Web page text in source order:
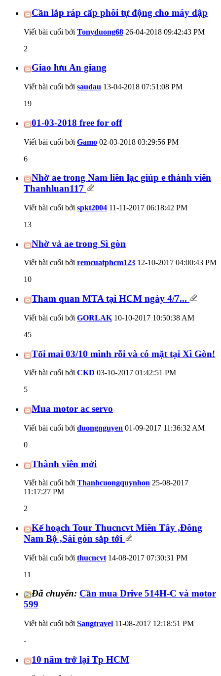
Cần lắp ráp cấp phôi tự động cho máy dập
Viết bài cuối bởi Tonyduong68 26-04-2018 09:42:43 PM
2
Giao lưu An giang
Viết bài cuối bởi saudau 13-04-2018 07:51:08 PM
19
01-03-2018 free for off
Viết bài cuối bởi Gamo 02-03-2018 03:29:56 PM
6
Nhờ ae trong Nam liên lạc giúp e thành viên
Thanhluan117
Viết bài cuối bởi spkt2004 11-11-2017 06:18:42 PM
13
Nhờ vả ae trong Sì gòn
Viết bài cuối bởi remcuatphcm123 12-10-2017 04:00:43 PM
10
Tham quan MTA tại HCM ngày 4/7...
Viết bài cuối bởi GORLAK 10-10-2017 10:50:38 AM
45
Tối mai 03/10 mình rỗi và có mặt tại Xì Gòn!
Viết bài cuối bởi CKD 03-10-2017 01:42:51 PM
5
Mua motor ac servo
Viết bài cuối bởi duongnguyen 01-09-2017 11:36:32 AM
0
Thành viên mới
Viết bài cuối bởi Thanhcuongquynhon 25-08-2017
11:17:27 PM
2
Kế hoạch Tour Thucncvt Miên Tây ,Đông
Nam Bộ ,Sài gòn sắp tới
Viết bài cuối bởi thucncvt 14-08-2017 07:30:31 PM
11
Đã chuyển: Cần mua Drive 514H-C và motor
599
Viết bài cuối bởi Sangtravel 11-08-2017 12:18:51 PM
-
10 năm trở lại Tp HCM